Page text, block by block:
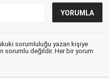
sorumluluğu yazan kişiye
sorumlu değildir. Her bir yorum